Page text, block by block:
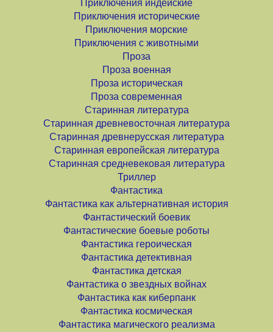
Приключения индейские
Приключения исторические
Приключения морские
Приключения с животными
Проза
Проза военная
Проза историческая
Проза современная
Старинная литература
Старинная древневосточная литература
Старинная древнерусская литература
Старинная европейская литература
Старинная средневековая литература
Триллер
Фантастика
Фантастика как альтернативная история
Фантастический боевик
Фантастические боевые роботы
Фантастика героическая
Фантастика детективная
Фантастика детская
Фантастика о звездных войнах
Фантастика как киберпанк
Фантастика космическая
Фантастика магического реализма